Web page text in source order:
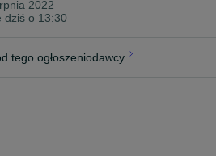
2022
dziś o 13:30
tego ogłoszeniodawcy